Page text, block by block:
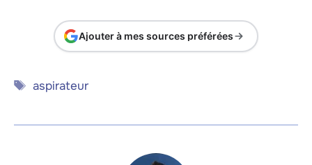
Ajouter à mes sources préférées
Étiquettes
aspirateur